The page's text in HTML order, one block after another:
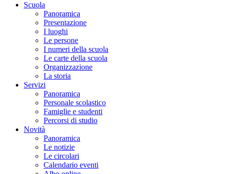
Scuola
Panoramica
Presentazione
I luoghi
Le persone
I numeri della scuola
Le carte della scuola
Organizzazione
La storia
Servizi
Panoramica
Personale scolastico
Famiglie e studenti
Percorsi di studio
Novità
Panoramica
Le notizie
Le circolari
Calendario eventi